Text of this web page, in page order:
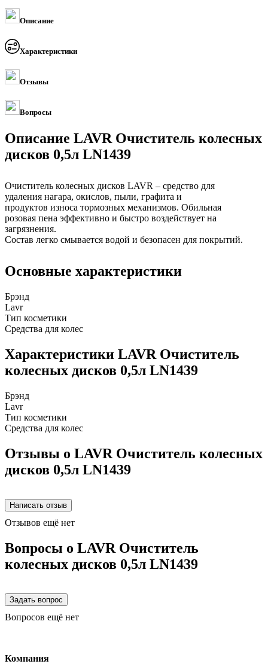
Описание
Характеристики
Отзывы
Вопросы
Описание LAVR Очиститель колесных
дисков 0,5л LN1439
Очиститель колесных дисков LAVR – средство для
удаления нагара, окислов, пыли, графита и
продуктов износа тормозных механизмов. Обильная
розовая пена эффективно и быстро воздействует на
загрязнения.
Состав легко смывается водой и безопасен для покрытий.
Основные характеристики
Брэнд
Lavr
Тип косметики
Средства для колес
Характеристики LAVR Очиститель
колесных дисков 0,5л LN1439
Брэнд
Lavr
Тип косметики
Средства для колес
Отзывы о LAVR Очиститель колесных
дисков 0,5л LN1439
Отзывов ещё нет
Вопросы о LAVR Очиститель
колесных дисков 0,5л LN1439
Вопросов ещё нет
Компания